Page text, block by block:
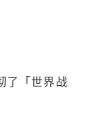
了「世界战